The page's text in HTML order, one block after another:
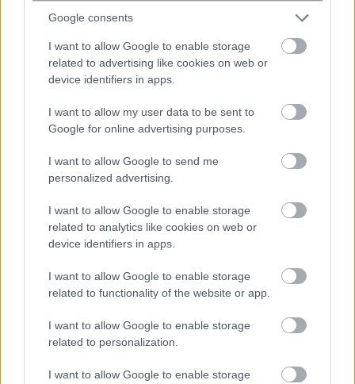
Google consents
I want to allow Google to enable storage
related to advertising like cookies on web or
device identifiers in apps.
I want to allow my user data to be sent to
Google for online advertising purposes.
I want to allow Google to send me
personalized advertising.
I want to allow Google to enable storage
related to analytics like cookies on web or
device identifiers in apps.
I want to allow Google to enable storage
related to functionality of the website or app.
I want to allow Google to enable storage
related to personalization.
I want to allow Google to enable storage
ENIKOS NETWORK
Σαλμονέλα στις ΗΠΑ: Πιπεριές
χαλαπένιο από το Μεξικό συνδέονται